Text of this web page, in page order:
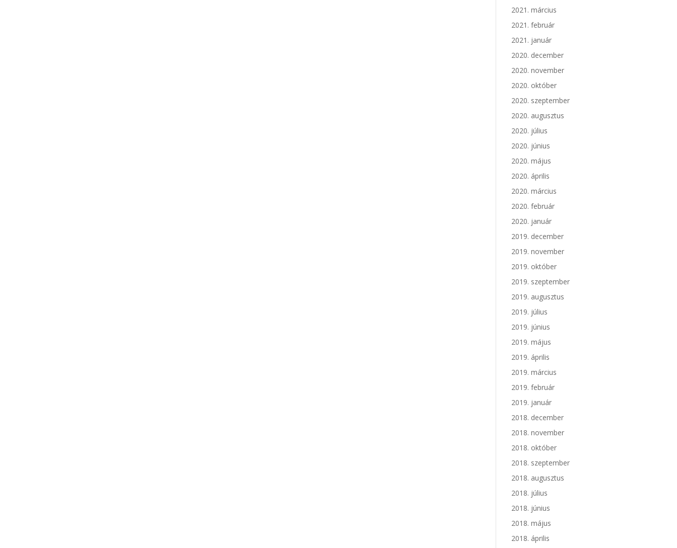
2021. március
2021. február
2021. január
2020. december
2020. november
2020. október
2020. szeptember
2020. augusztus
2020. július
2020. június
2020. május
2020. április
2020. március
2020. február
2020. január
2019. december
2019. november
2019. október
2019. szeptember
2019. augusztus
2019. július
2019. június
2019. május
2019. április
2019. március
2019. február
2019. január
2018. december
2018. november
2018. október
2018. szeptember
2018. augusztus
2018. július
2018. június
2018. május
2018. április